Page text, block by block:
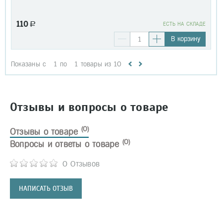
110 a EСТЬ НА СКЛАДЕ
В корзину
Показаны с 1 по 1 товары из 10
Отзывы и вопросы о товаре
Отзывы о товаре (0)
0 Отзывов
НАПИСАТЬ ОТЗЫВ
Вопросы и ответы о товаре (0)